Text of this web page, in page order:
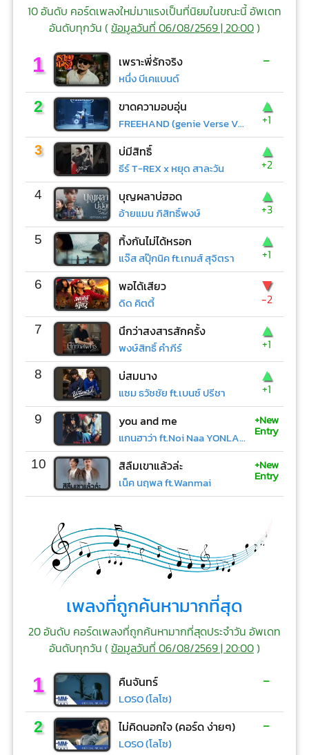
10 อันดับ คอร์ดเพลงใหม่มาแรงเป็นที่นิยมในขณะนี้ อัพเดท
อันดับทุกวัน (ข้อมูลวันที่ 06/08/2569 | 20:00)
1 เพราะพี่รักจริง
หนึ่ง บีเคแบนด์
-
2 ขาดความอบอุ่น
FREEHAND (genie Verse Vol.1)
▲
+1
3 บ่มีสิทธิ์
ธีร์ T-REX x หยุด สาละวัน
▲
+2
4 บุญผลาบ่ฮอด
อ้ายแมน ภิสิทธิ์พงษ์
▲
+3
5 ทิ้งกันไม่ได้หรอก
แจ๊ส สปุ๊กนิค ft.เกมส์ สุจิตรา
▲
+1
6 พอได้เสียว
ดิด คิตตี้
▼
-2
7 นึกว่าสงสารสักครั้ง
พงษ์สิทธิ์ คำภีร์
▲
+1
8 บ่สมนาง
แซม ธวัชชัย ft.เบนซ์ ปรีชา
▲
+1
9 you and me
แกนฮาว่า ft.Noi Naa YONLAPA
+New
Entry
10 สิลืมเขาแล้วล่ะ
เน็ค นฤพล ft.Wanmai
+New
Entry
เพลงที่ถูกค้นหามากที่สุด
20 อันดับ คอร์ดเพลงที่ถูกค้นหามากที่สุดประจำวัน อัพเดท
อันดับทุกวัน (ข้อมูลวันที่ 06/08/2569 | 20:00)
1 คืนจันทร์
LOSO (โลโซ)
-
2 ไม่คิดนอกใจ (คอร์ด ง่ายๆ)
LOSO (โลโซ)
-